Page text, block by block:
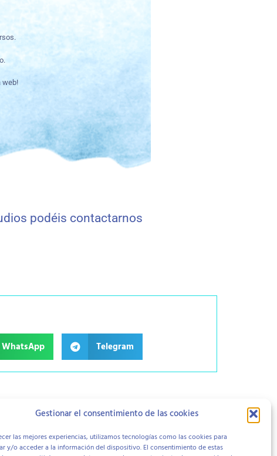
Gestionar el consentimiento de las cookies
las mejores experiencias, utilizamos tecnologías como las cookies para
y/o acceder a la información del dispositivo. El consentimiento de estas
web!
podéis contactarnos
WhatsApp Telegram